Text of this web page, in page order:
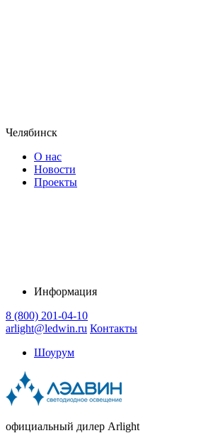
Челябинск
О нас
Новости
Проекты
Информация
8 (800) 201-04-10
arlight@ledwin.ru Контакты
Шоурум
официальный дилер Arlight